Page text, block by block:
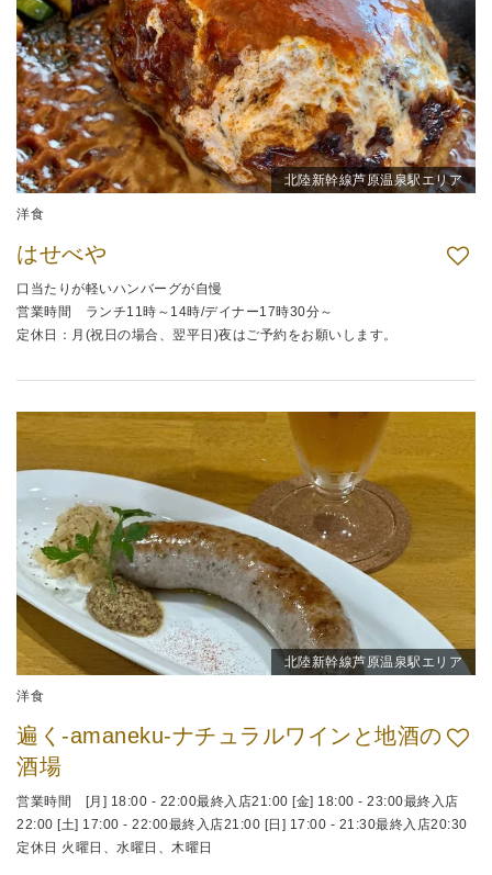
北陸新幹線芦原温泉駅エリア
洋食
はせべや
口当たりが軽いハンバーグが自慢
営業時間 ランチ11時～14時/デイナー17時30分～
定休日：月(祝日の場合、翌平日)夜はご予約をお願いします。
北陸新幹線芦原温泉駅エリア
洋食
遍く-amaneku-ナチュラルワインと地酒の
酒場
営業時間 [月] 18:00 - 22:00最終入店21:00 [金] 18:00 - 23:00最終入店
22:00 [土] 17:00 - 22:00最終入店21:00 [日] 17:00 - 21:30最終入店20:30
定休日 火曜日、水曜日、木曜日